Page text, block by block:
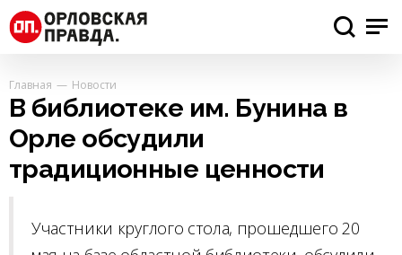
Главная Новости
В библиотеке им. Бунина в
Орле обсудили
традиционные ценности
Участники круглого стола, прошедшего 20